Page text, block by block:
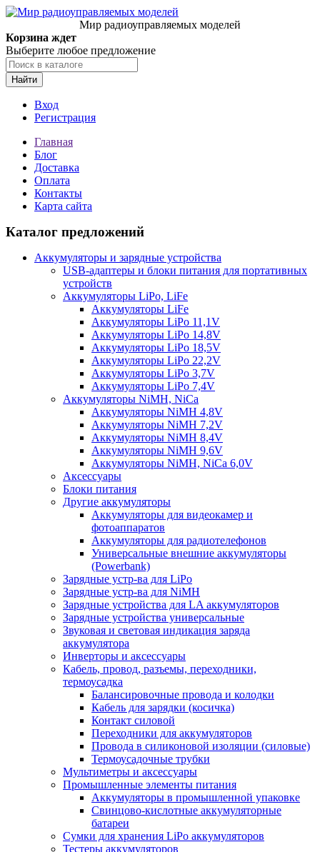
Мир радиоуправляемых моделей
Корзина ждет
Выберите любое предложение
Найти
Вход
Регистрация
Главная
Блог
Доставка
Оплата
Контакты
Карта сайта
Каталог предложений
Аккумуляторы и зарядные устройства
USB-адаптеры и блоки питания для портативных
устройств
Аккумуляторы LiPo, LiFe
Аккумуляторы LiFe
Аккумуляторы LiPo 11,1V
Аккумуляторы LiPo 14,8V
Аккумуляторы LiPo 18,5V
Аккумуляторы LiPo 22,2V
Аккумуляторы LiPo 3,7V
Аккумуляторы LiPo 7,4V
Аккумуляторы NiMH, NiCa
Аккумуляторы NiMH 4,8V
Аккумуляторы NiMH 7,2V
Аккумуляторы NiMH 8,4V
Аккумуляторы NiMH 9,6V
Аккумуляторы NiMH, NiCa 6,0V
Аксессуары
Блоки питания
Другие аккумуляторы
Аккумуляторы для видеокамер и
фотоаппаратов
Аккумуляторы для радиотелефонов
Универсальные внешние аккумуляторы
(Powerbank)
Зарядные устр-ва для LiPo
Зарядные устр-ва для NiMH
Зарядные устройства для LA аккумуляторов
Зарядные устройства универсальные
Звуковая и световая индикация заряда
аккумулятора
Инверторы и аксессуары
Кабель, провод, разъемы, переходники,
термоусадка
Балансировочные провода и колодки
Кабель для зарядки (косичка)
Контакт силовой
Переходники для аккумуляторов
Провода в силиконовой изоляции (силовые)
Термоусадочные трубки
Мультиметры и аксессуары
Промышленные элементы питания
Аккумуляторы в промышленной упаковке
Свинцово-кислотные аккумуляторные
батареи
Сумки для хранения LiPo аккумуляторов
Тестеры аккумуляторов